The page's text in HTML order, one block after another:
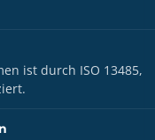
ist durch ISO 13485,